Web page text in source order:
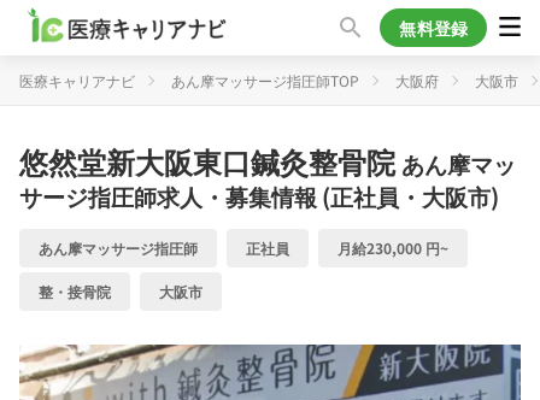
無料登録
医療キャリアナビ あん摩マッサージ指圧師TOP 大阪府 大阪市
悠然堂新大阪東口鍼灸整骨院あん摩マッ
サージ指圧師求人・募集情報 (正社員・大阪市)
あん摩マッサージ指圧師 正社員 月給230,000 円~
整・接骨院 大阪市